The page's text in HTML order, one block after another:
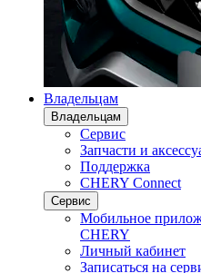
Владельцам
Владельцам
Сервис
Запчасти и
Поддержка
CHERY Connect
Сервис
Мобильное
CHERY
Личный кабинет
Записаться на